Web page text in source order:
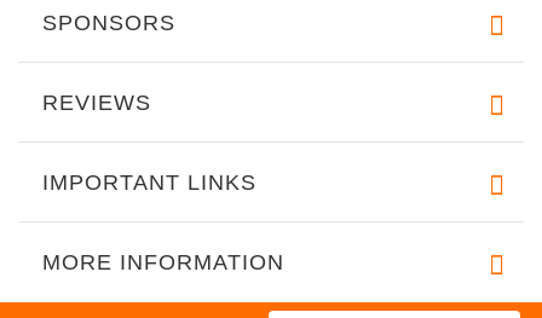
SPONSORS
REVIEWS
IMPORTANT LINKS
MORE INFORMATION